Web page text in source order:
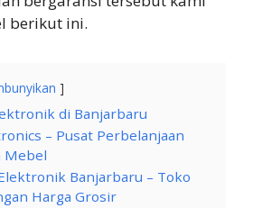
berikut ini.
di Banjarbaru
– Pusat Perbelanjaan
Mebel
Banjarbaru – Toko
Harga Grosir